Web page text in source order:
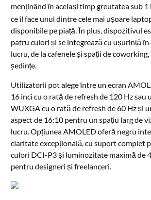
menținând în același timp greutatea sub
ce îl face unul dintre cele mai ușoare
disponibile pe piață. În plus, dispozitivul
patru culori și se integrează cu ușurință în
lucru, de la cafenele și spații de
ședințe.
Utilizatorii pot alege între un ecran
16 inci cu o rată de refresh de 120 Hz sau
WUXGA cu o rată de refresh de 60 Hz și
aspect de 16:10 pentru un spațiu larg de
lucru. Opțiunea AMOLED oferă negru
claritate excepțională, cu suport complet
culori DCI-P3 și luminozitate maximă de
pentru designeri și freelanceri.